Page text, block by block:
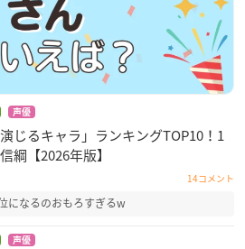
声優
じるキャラ」ランキングTOP10！1
綱【2026年版】
14コメント
になるのおもろすぎるw
声優